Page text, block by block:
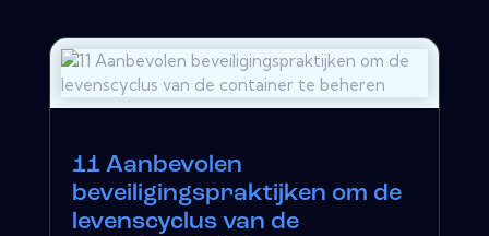
11 Aanbevolen
beveiligingspraktijken om de
levenscyclus van de